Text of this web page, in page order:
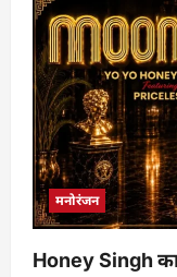
मनोरंजन
Honey Singh का